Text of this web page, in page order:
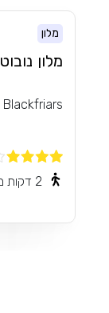
מלון
מלון
2 דקות מתחנת טיוב